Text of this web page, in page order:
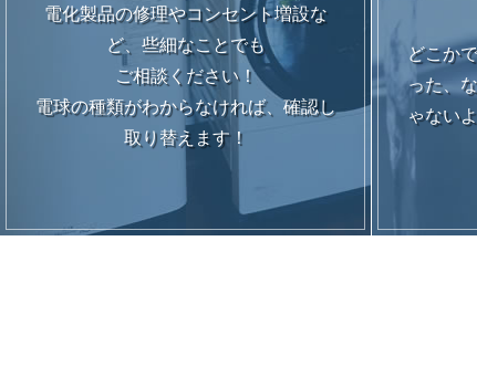
電化製品の修理やコンセント増設な
ど、些細なことでも
ご相談ください！
電球の種類がわからなければ、確認し
取り替えます！
どこか
った、
ゃない